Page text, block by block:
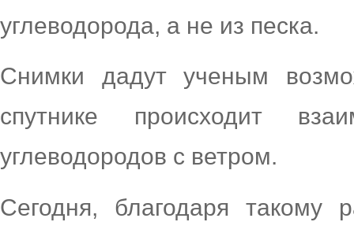
углеводорода, а не из песка.
Снимки дадут ученым
спутнике происходит
углеводородов с ветром.
Сегодня, благодаря